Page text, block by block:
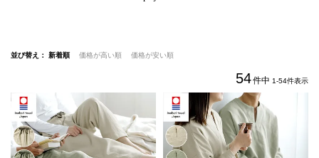
並び替え 新着順 価格が高い順 価格が安い順
54件中 1-54件表示